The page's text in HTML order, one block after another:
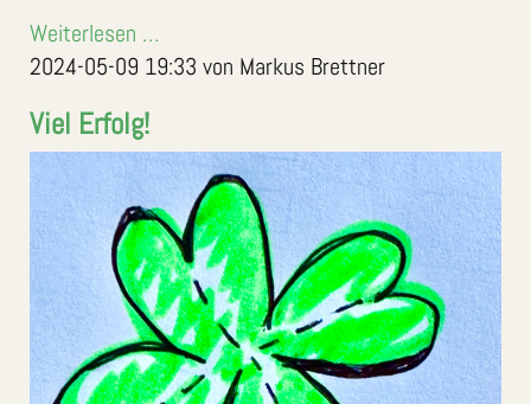
Weiterlesen …
2024-05-09 19:33 von Markus Brettner
Viel Erfolg!